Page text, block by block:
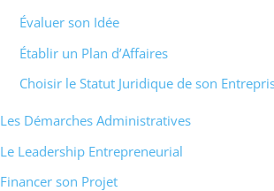
Évaluer son Idée
Établir un Plan d’Affaires
Choisir le Statut Juridique de son
Les Démarches Administratives
Le Leadership Entrepreneurial
Financer son Projet